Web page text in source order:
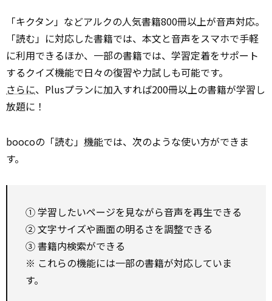
「キクタン」などアルクの人気書籍800冊以上が音声対応。
「読む」に対応した書籍では、本文と音声をスマホで手軽
に利用できるほか、一部の書籍では、学習定着をサポート
するクイズ機能で日々の復習や力試しも可能です。
さらに、Plusプランに加入すれば200冊以上の書籍が学習し
放題に！
boocoの「読む」 機能では、次のような使い方ができま
す。
① 学習したいページを見ながら音声を再生できる
② 文字サイズや画面の明るさを調整できる
③ 書籍内検索ができる
※ これらの機能には一部の書籍が対応していま
す。